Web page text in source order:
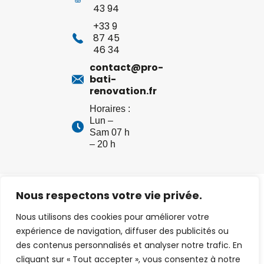
Nous respectons votre vie privée.
Nous utilisons des cookies pour améliorer votre
expérience de navigation, diffuser des publicités ou
des contenus personnalisés et analyser notre trafic. En
cliquant sur « Tout accepter », vous consentez à notre
43 94
+33 9
87 45
46 34
contact@pro-
bati-
renovation.fr
Horaires :
Lun –
Sam 07 h
– 20 h
Strategy